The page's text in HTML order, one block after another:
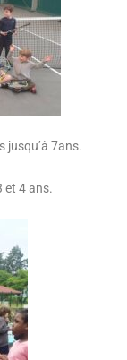
jusqu’à 7ans.
et 4 ans.